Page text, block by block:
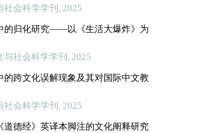
社会科学学刊, 2025
的归化研究——以《生活大爆炸》为
与社会科学学刊, 2025
的跨文化误解现象及其对国际中文教
社会科学学刊, 2025
道德经》英译本脚注的文化阐释研究